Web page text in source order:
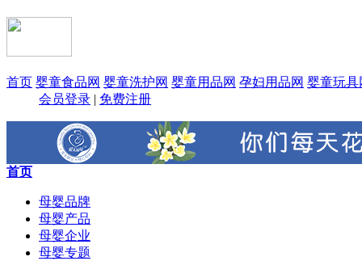
首页 婴童食品网 婴童洗护网 婴童用品网 孕妇用品网 婴童玩具
会员登录 | 免费注册
首页
母婴品牌
母婴产品
母婴企业
母婴专题